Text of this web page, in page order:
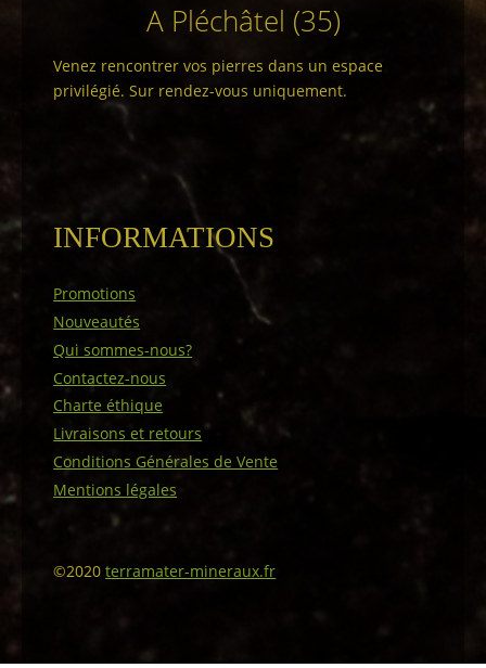
A Pléchâtel (35)
Venez rencontrer vos pierres dans un espace
privilégié. Sur rendez-vous uniquement.
INFORMATIONS
Promotions
Nouveautés
Qui sommes-nous?
Contactez-nous
Charte éthique
Livraisons et retours
Conditions Générales de Vente
Mentions légales
©2020terramater-mineraux.fr